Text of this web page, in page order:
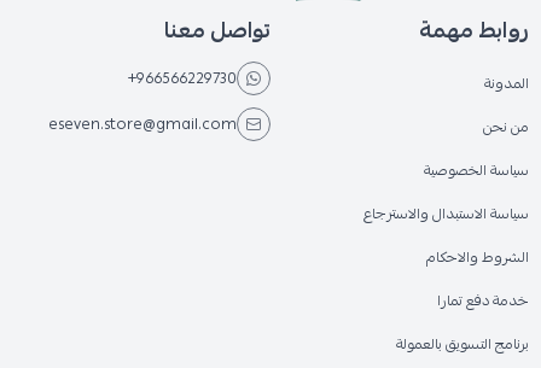
روابط مهمة
المدونة
من نحن
سياسة الخصوصية
سياسة الاستبدال والاسترجاع
الشروط والاحكام
خدمة دفع تمارا
برنامج التسويق بالعمولة
تواصل معنا
+966566229730
eseven.store@gmail.com